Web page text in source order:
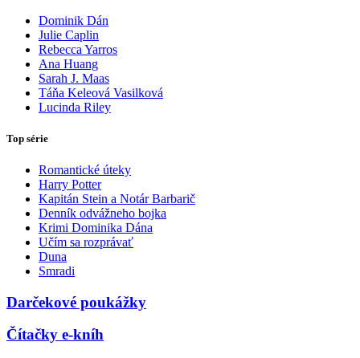
Dominik Dán
Julie Caplin
Rebecca Yarros
Ana Huang
Sarah J. Maas
Táňa Keleová Vasilková
Lucinda Riley
Top série
Romantické úteky
Harry Potter
Kapitán Stein a Notár Barbarič
Denník odvážneho bojka
Krimi Dominika Dána
Učím sa rozprávať
Duna
Smradi
Darčekové poukážky
Čítačky e-kníh